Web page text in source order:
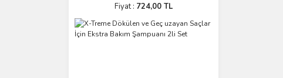
Fiyat : 724,00 TL